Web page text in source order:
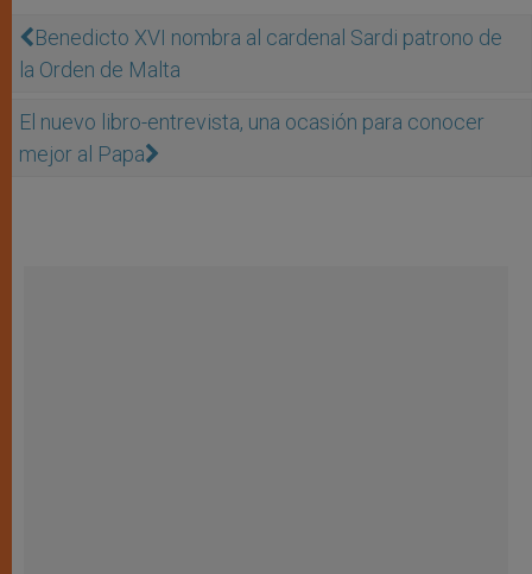
Benedicto XVI nombra al cardenal Sardi patrono de
la Orden de Malta
El nuevo libro-entrevista, una ocasión para conocer
mejor al Papa